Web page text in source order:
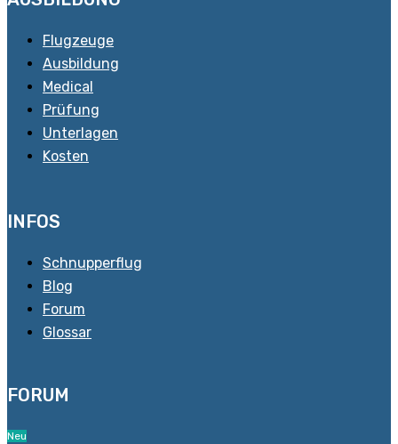
Flugzeuge
Ausbildung
Medical
Prüfung
Unterlagen
Kosten
INFOS
Schnupperflug
Blog
Forum
Glossar
FORUM
Neu